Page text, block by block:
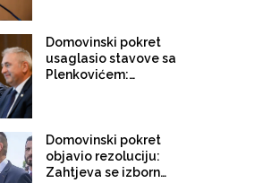
SDP i Možemo
progutati i
opravdavanje
Domovinski pokret
usaglasio stavove sa
Plenkovićem:
Sabor, izvorno pozivala
na formiranje hrvatske
autonomije
Domovinski pokret
objavio rezoluciju:
Zahtjeva se izborna